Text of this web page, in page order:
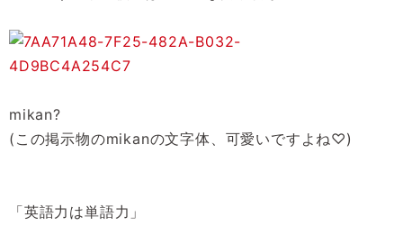
mikan?
(この掲示物のmikanの文字体、可愛いですよね♡)
「英語力は単語力」